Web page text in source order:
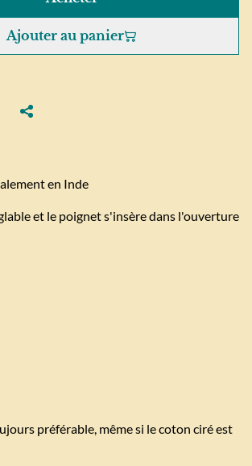
Ajouter au panier
en Inde
et le poignet s'insère dans l'ouverture
préférable, même si le coton ciré est